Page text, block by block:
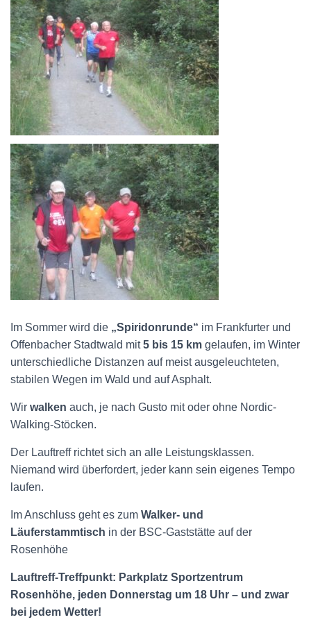
Im Sommer wird die „Spiridonrunde“ im Frankfurter und
Offenbacher Stadtwald mit5 bis 15 km gelaufen, im Winter
unterschiedliche Distanzen auf meist ausgeleuchteten,
stabilen Wegen im Wald und auf Asphalt.
Wir walken auch, je nach Gusto mit oder ohne Nordic-
Walking-Stöcken.
Der Lauftreff richtet sich an alle Leistungsklassen.
Niemand wird überfordert, jeder kann sein eigenes Tempo
laufen.
Im Anschluss geht es zum Walker- und
Läuferstammtisch in der BSC-Gaststätte auf der
Rosenhöhe
Lauftreff-Treffpunkt: Parkplatz Sportzentrum
Rosenhöhe, jeden Donnerstag um 18 Uhr – und zwar
bei jedem Wetter!